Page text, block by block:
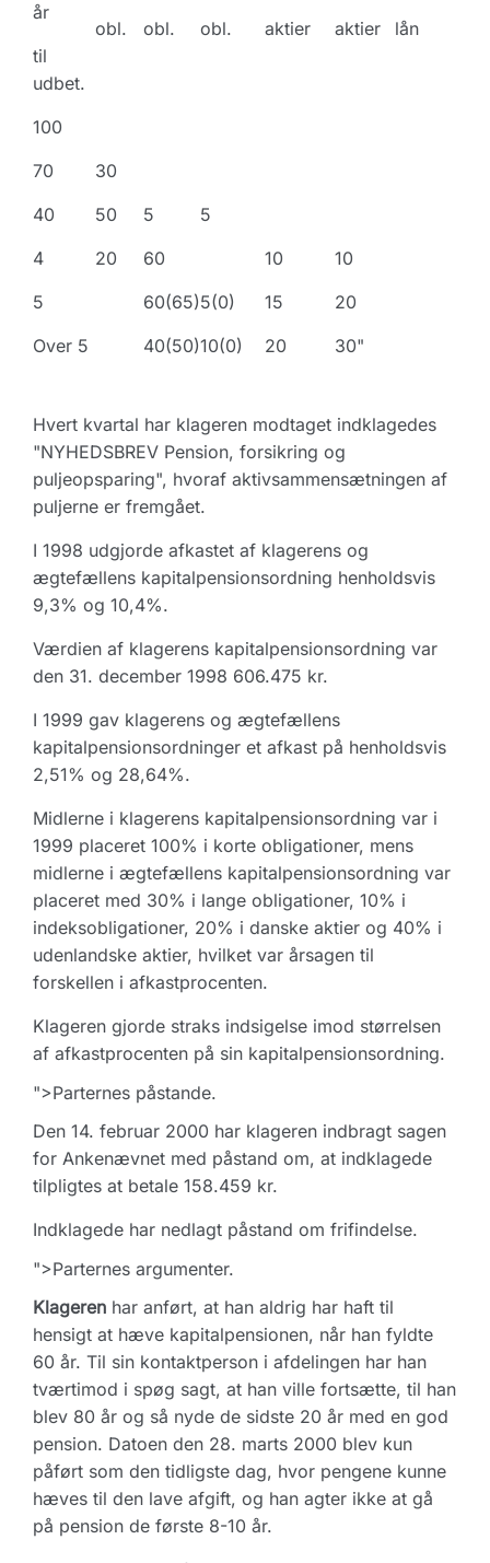
år
til
udbet.
obl.
obl.
obl.
aktier
aktier
lån
100
70
30
40
50 5
5
4
20 60 10
10
5
60(65)5(0) 15
20
Over 5
40(50)10(0) 20 30"
Hvert kvartal har klageren modtaget indklagedes
"NYHEDSBREV Pension, forsikring og
puljeopsparing", hvoraf aktivsammensætningen af
puljerne er fremgået.
I 1998 udgjorde afkastet af klagerens og
ægtefællens kapitalpensionsordning henholdsvis
9,3% og 10,4%.
Værdien af klagerens kapitalpensionsordning var
den 31. december 1998 606.475 kr.
I 1999 gav klagerens og ægtefællens
kapitalpensionsordninger et afkast på henholdsvis
2,51% og 28,64%.
Midlerne i klagerens kapitalpensionsordning var i
1999 placeret 100% i korte obligationer, mens
midlerne i ægtefællens kapitalpensionsordning var
placeret med 30% i lange obligationer, 10% i
indeksobligationer, 20% i danske aktier og 40% i
udenlandske aktier, hvilket var årsagen til
forskellen i afkastprocenten.
Klageren gjorde straks indsigelse imod størrelsen
af afkastprocenten på sin kapitalpensionsordning.
">Parternes påstande.
Den 14. februar 2000 har klageren indbragt sagen
for Ankenævnet med påstand om, at indklagede
tilpligtes at betale 158.459 kr.
Indklagede har nedlagt påstand om frifindelse.
">Parternes argumenter.
Klageren har anført, at han aldrig har haft til
hensigt at hæve kapitalpensionen, når han fyldte
60 år. Til sin kontaktperson i afdelingen har han
tværtimod i spøg sagt, at han ville fortsætte, til han
blev 80 år og så nyde de sidste 20 år med en god
pension. Datoen den 28. marts 2000 blev kun
påført som den tidligste dag, hvor pengene kunne
hæves til den lave afgift, og han agter ikke at gå
på pension de første 8-10 år.